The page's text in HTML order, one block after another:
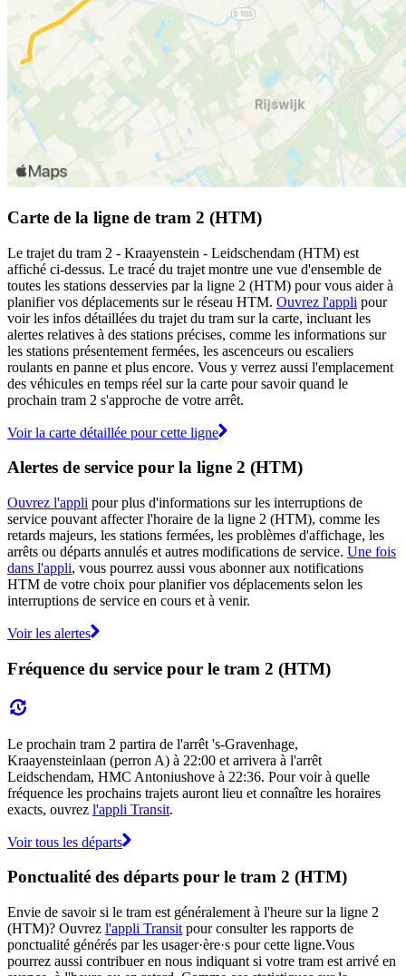
Carte de la ligne de tram 2 (HTM)
Le trajet du tram 2 - Kraayenstein - Leidschendam (HTM) est
affiché ci-dessus. Le tracé du trajet montre une vue d'ensemble de
toutes les stations desservies par la ligne 2 (HTM) pour vous aider à
planifier vos déplacements sur le réseau HTM. Ouvrez l'appli pour
voir les infos détaillées du trajet du tram sur la carte, incluant les
alertes relatives à des stations précises, comme les informations sur
les stations présentement fermées, les ascenceurs ou escaliers
roulants en panne et plus encore. Vous y verrez aussi l'emplacement
des véhicules en temps réel sur la carte pour savoir quand le
prochain tram 2 s'approche de votre arrêt.
Voir la carte détaillée pour cette ligne
Alertes de service pour la ligne 2 (HTM)
Ouvrez l'appli pour plus d'informations sur les interruptions de
service pouvant affecter l'horaire de la ligne 2 (HTM), comme les
retards majeurs, les stations fermées, les problèmes d'affichage, les
arrêts ou départs annulés et autres modifications de service. Une fois
dans l'appli, vous pourrez aussi vous abonner aux notifications
HTM de votre choix pour planifier vos déplacements selon les
interruptions de service en cours et à venir.
Voir les alertes
Fréquence du service pour le tram 2 (HTM)
Le prochain tram 2 partira de l'arrêt 's-Gravenhage,
Kraayensteinlaan (perron A) à 22:00 et arrivera à l'arrêt
Leidschendam, HMC Antoniushove à 22:36. Pour voir à quelle
fréquence les prochains trajets auront lieu et connaître les horaires
exacts, ouvrez l'appli Transit.
Voir tous les départs
Ponctualité des départs pour le tram 2 (HTM)
Envie de savoir si le tram est généralement à l'heure sur la ligne 2
(HTM)? Ouvrez l'appli Transit pour consulter les rapports de
ponctualité générés par les usager·ère·s pour cette ligne.Vous
pourrez aussi contribuer en nous indiquant si votre tram est arrivé en